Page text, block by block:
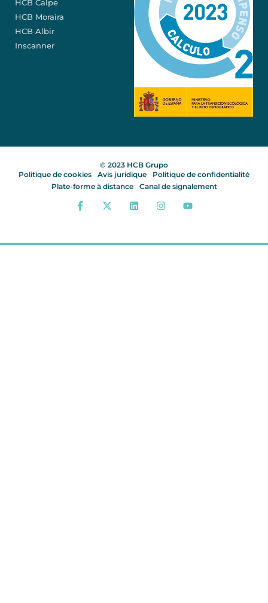
HCB Calpe
HCB Moraira
HCB Albir
Inscanner
© 2023 HCB Grupo
Politique de cookies
Avis juridique
Politique de confidentialité
Plate-forme à distance
Canal de signalement